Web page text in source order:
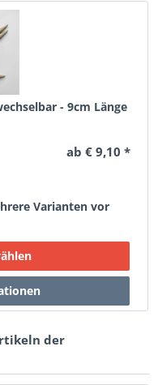
- 9cm Länge
ab € 9,10 *
Varianten vor
der